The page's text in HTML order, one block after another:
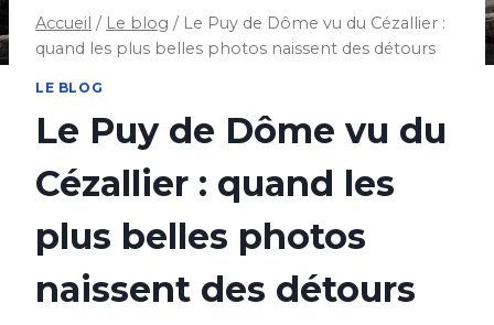
Accueil / Le blog / Le Puy de Dôme vu du Cézallier :
quand les plus belles photos naissent des détours
LE BLOG
Le Puy de Dôme vu du
Cézallier : quand les
plus belles photos
naissent des détours